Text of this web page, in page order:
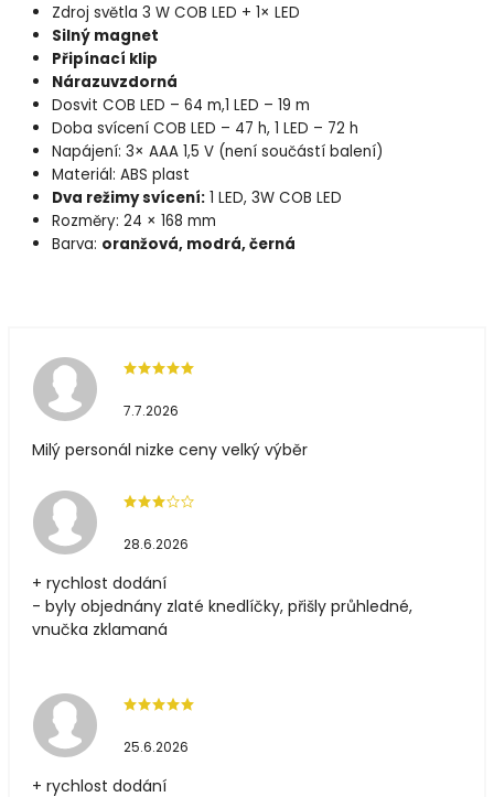
Zdroj světla 3 W COB LED + 1× LED
Silný magnet
Připínací klip
Nárazuvzdorná
Dosvit COB LED – 64 m,1 LED – 19 m
Doba svícení COB LED – 47 h, 1 LED – 72 h
Napájení: 3× AAA 1,5 V (není součástí balení)
Materiál: ABS plast
Dva režimy svícení: 1 LED, 3W COB LED
Rozměry: 24 × 168 mm
Barva: oranžová, modrá, černá
7.7.2026
Milý personál nizke ceny velký výběr
28.6.2026
+ rychlost dodání
- byly objednány zlaté knedlíčky, přišly průhledné,
vnučka zklamaná
25.6.2026
+ rychlost dodání